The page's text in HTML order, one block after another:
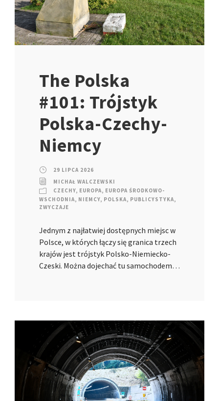
The Polska
#101: Trójstyk
Polska-Czechy-
Niemcy
29 LIPCA 2026
MICHAŁ WALCZEWSKI
CZECHY, EUROPA, EUROPA ŚRODKOWO-
WSCHODNIA, NIEMCY, POLSKA, PUBLICYSTYKA,
ZWYCZAJE
Jednym z najłatwiej dostępnych miejsc w
Polsce, w których łączy się granica trzech
krajów jest trójstyk Polsko-Niemiecko-
Czeski. Można dojechać tu samochodem…